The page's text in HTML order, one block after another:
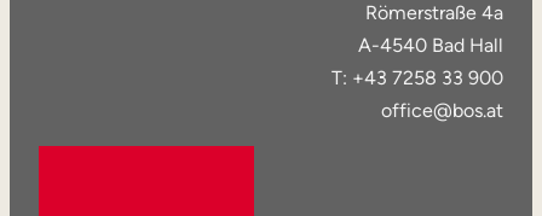
Römerstraße 4a
A-4540 Bad Hall
T: +43 7258 33 900
office@bos.at